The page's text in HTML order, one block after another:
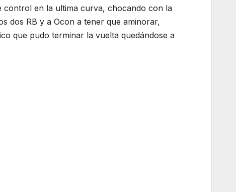
control en la ultima curva, chocando con la
dos RB y a Ocon a tener que aminorar,
que pudo terminar la vuelta quedándose a